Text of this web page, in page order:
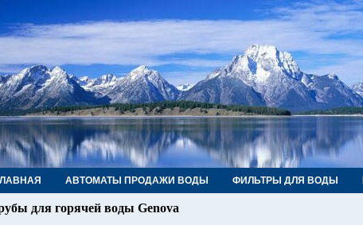
АВТОМАТЫ ПРОДАЖИ ВОДЫ ФИЛЬТРЫ ДЛЯ ВОДЫ
ФИТИНГИ, КРАНЫ КОНТАКТЫ
для горячей воды Genova